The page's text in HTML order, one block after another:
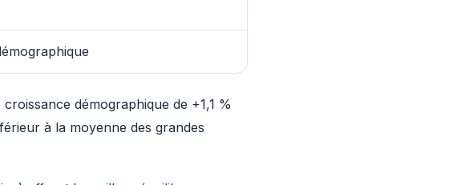
démographique de +1,1 %
à la moyenne des grandes